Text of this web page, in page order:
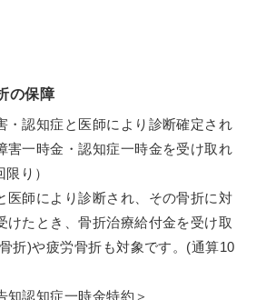
の保障
・認知症と医師により診断確定され
害一時金・認知症一時金を受け取れ
り）
医師により診断され、その骨折に対
けたとき、骨折治療給付金を受け取
折)や疲労骨折も対象です。(通算10
知認知症一時金特約＞